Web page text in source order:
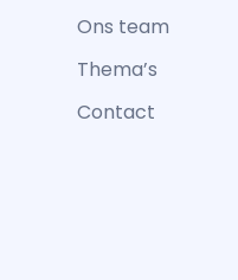
Ons team
Thema’s
Contact